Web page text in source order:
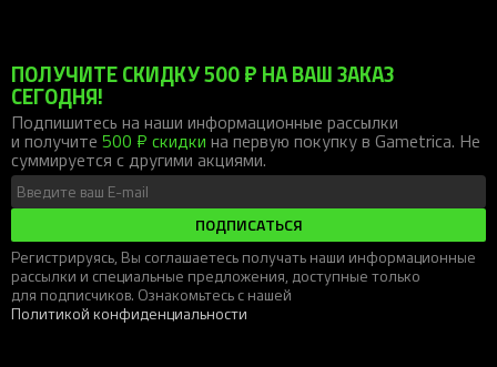
ПОЛУЧИТЕ СКИДКУ 500 ₽ НА ВАШ ЗАКАЗ
СЕГОДНЯ!
Подпишитесь на наши информационные рассылки
и получите 500 ₽ скидки на первую покупку в Gametrica. Не
суммируется с другими акциями.
ПОДПИСАТЬСЯ
Регистрируясь, Вы соглашаетесь получать наши информационные
рассылки и специальные предложения, доступные только
для подписчиков. Ознакомьтесь с нашей
Политикой конфиденциальности